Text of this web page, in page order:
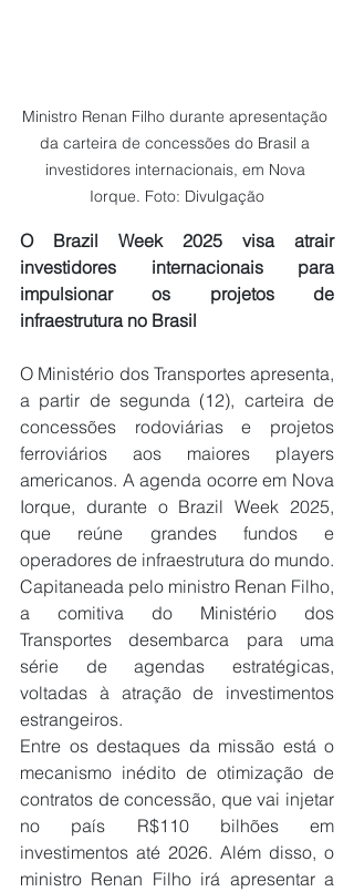
Ministro Renan Filho durante apresentação
da carteira de concessões do Brasil a
investidores internacionais, em Nova
Iorque. Foto: Divulgação
O Brazil Week 2025 visa atrair
investidores internacionais para
impulsionar os projetos de
infraestrutura no Brasil
O Ministério dos Transportes apresenta,
a partir de segunda (12), carteira de
concessões rodoviárias e projetos
ferroviários aos maiores players
americanos. A agenda ocorre em Nova
Iorque, durante o Brazil Week 2025,
que reúne grandes fundos e
operadores de infraestrutura do mundo.
Capitaneada pelo ministro Renan Filho,
a comitiva do Ministério dos
Transportes desembarca para uma
série de agendas estratégicas,
voltadas à atração de investimentos
estrangeiros.
Entre os destaques da missão está o
mecanismo inédito de otimização de
contratos de concessão, que vai injetar
no país R$110 bilhões em
investimentos até 2026. Além disso, o
ministro Renan Filho irá apresentar a